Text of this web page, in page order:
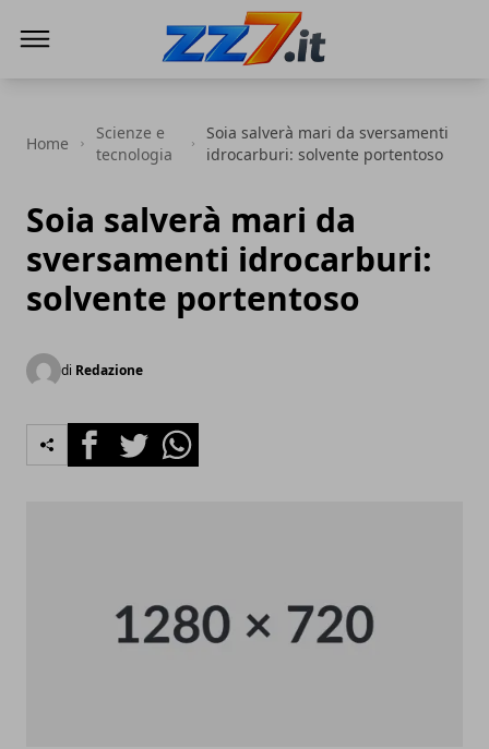
Home
Scienze e
tecnologia
Soia salverà mari da sversamenti
idrocarburi: solvente portentoso
Soia salverà mari da
sversamenti idrocarburi:
solvente portentoso
di Redazione
FacebookTwitterWhatsapp